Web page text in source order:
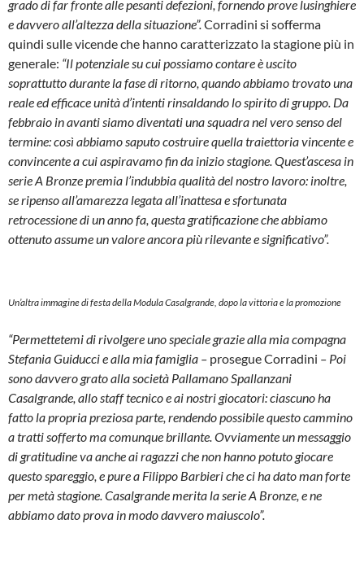
grado di far fronte alle pesanti defezioni, fornendo prove lusinghiere
e davvero all’altezza della situazione”.Corradini si sofferma
quindi sulle vicende che hanno caratterizzato la stagione più in
generale: “Il potenziale su cui possiamo contare è uscito
soprattutto durante la fase di ritorno, quando abbiamo trovato una
reale ed efficace unità d’intenti rinsaldando lo spirito di gruppo. Da
febbraio in avanti siamo diventati una squadra nel vero senso del
termine: così abbiamo saputo costruire quella traiettoria vincente e
convincente a cui aspiravamo fin da inizio stagione. Quest’ascesa in
serie A Bronze premia l’indubbia qualità del nostro lavoro: inoltre,
se ripenso all’amarezza legata all’inattesa e sfortunata
retrocessione di un anno fa, questa gratificazione che abbiamo
ottenuto assume un valore ancora più rilevante e significativo”.
Un’altra immagine di festa della Modula Casalgrande, dopo la vittoria e la promozione
“Permettetemi di rivolgere uno speciale grazie alla mia compagna
Stefania Guiducci e alla mia famiglia – prosegue Corradini – Poi
sono davvero grato alla società Pallamano Spallanzani
Casalgrande, allo staff tecnico e ai nostri giocatori: ciascuno ha
fatto la propria preziosa parte, rendendo possibile questo cammino
a tratti sofferto ma comunque brillante. Ovviamente un messaggio
di gratitudine va anche ai ragazzi che non hanno potuto giocare
questo spareggio, e pure a Filippo Barbieri che ci ha dato man forte
per metà stagione. Casalgrande merita la serie A Bronze, e ne
abbiamo dato prova in modo davvero maiuscolo”.